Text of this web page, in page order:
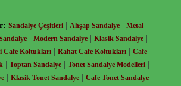
Sandalye Çeşitleri Ahşap Sandalye
Metal
Modern Sandalye Klasik Sandalye
Cafe Koltukları Rahat Cafe Koltukları
Cafe
Toptan Sandalye Tonet Sandalye Modelleri
Klasik Tonet Sandalye Cafe Tonet Sandalye